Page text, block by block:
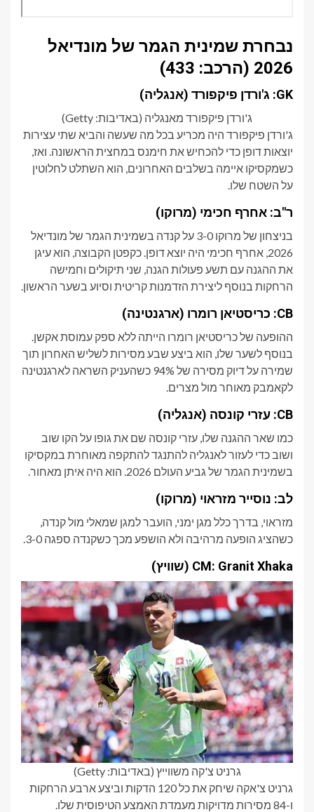
נבחרת שמינית הגמר של מונדיאל
2026 (הרכב: 433)
GK: ג'ורדן פיקפורד (אנגליה)
ג'ורדן פיקפורד מאנגליה (באדיבות: Getty)
ג'ורדן פיקפורד היה מכריע בכל מה שעשה והביא שתי עצירות
יוצאות דופן כדי להכחיש את חימנס במחצית הראשונה. ואז,
כשמקסיקו איימה בשלבים האחרונים, הוא השתלט לחלוטין
על השטח שלו.
ר"ב: אחרף חכימי (מרוקו)
בניצחון של מרוקו 3-0 על קנדה בשמינית הגמר של מונדיאל
2026, אחרף חכימי היה יוצא דופן. כקפטן הקבוצה, הוא עיגן
את ההגנה עם תשע פעולות הגנה, שני תיקולים וחמישה
הרחקות בנוסף ליצירת הזדמנות קריטית וסיוע בשער הראשון.
CB: כריסטיאן רומרו (ארגנטינה)
ההופעה של כריסטיאן רומרו הייתה ללא ספק עמוסת אקשן.
בנוסף לשער שלו, הוא ביצע שבע מסירות לשליש האחרון תוך
שמירה על דיוק מסירה של 94% כשהעניק השראה לארגנטינה
לקאמבק מאוחר מול מצרים.
CB: עזרי קונסה (אנגליה)
כמו שאר ההגנה שלו, עזרי קונסה שם את גופו על הקו שוב
ושוב כדי לעזור לאנגליה להתנגד להתקפה מאוחרת במקסיקו
בשמינית הגמר של גביע העולם 2026. הוא היה איתן מאחור.
לב: נוסייר מזראוי (מרוקו)
מזראוי, בדרך כלל מגן ימני, הועבר למגן שמאלי מול קנדה,
כשהציג הופעה מרהיבה ולא הושפע מכך כשקנדה ספגה 3-0.
CM: Granit Xhaka (שוויץ)
גרניט צ'קה משווייץ (באדיבות: Getty)
גרניט צ'אקה שיחק את כל 120 הדקות וביצע ארבע הרחקות
ו-84 מסירות מדויקות מעמדת האמצע הטיפוסית שלו.